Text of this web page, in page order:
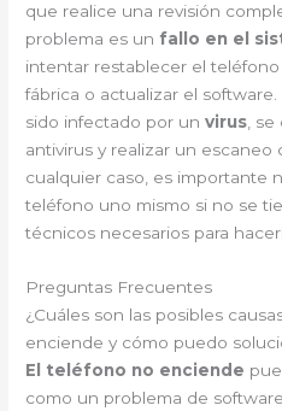
que realice una revisión
problema es un fallo en el
intentar restablecer el
fábrica o actualizar el
sido infectado por unvirus ,
antivirus y realizar un
cualquier caso, es importante
teléfono uno mismo si no se
técnicos necesarios para
Preguntas Frecuentes
¿Cuáles son las posibles
enciende y cómo puedo
El teléfono no enciende
como un problema de